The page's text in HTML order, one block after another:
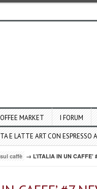
MARKET I FORUM
E LATTE ART CON ESPRESSO
caffè → L’ITALIA IN UN CAFFE’